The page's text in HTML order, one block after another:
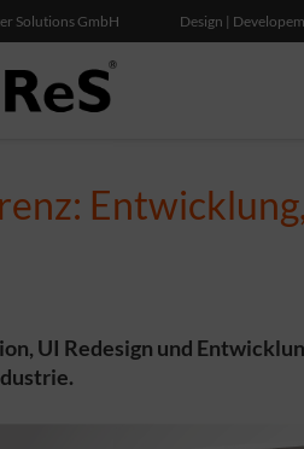
Solutions GmbH Design |
UI Redesign und